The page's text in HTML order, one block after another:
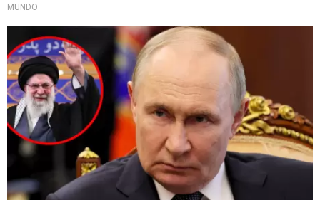
MUNDO
Expresó sus condolencias